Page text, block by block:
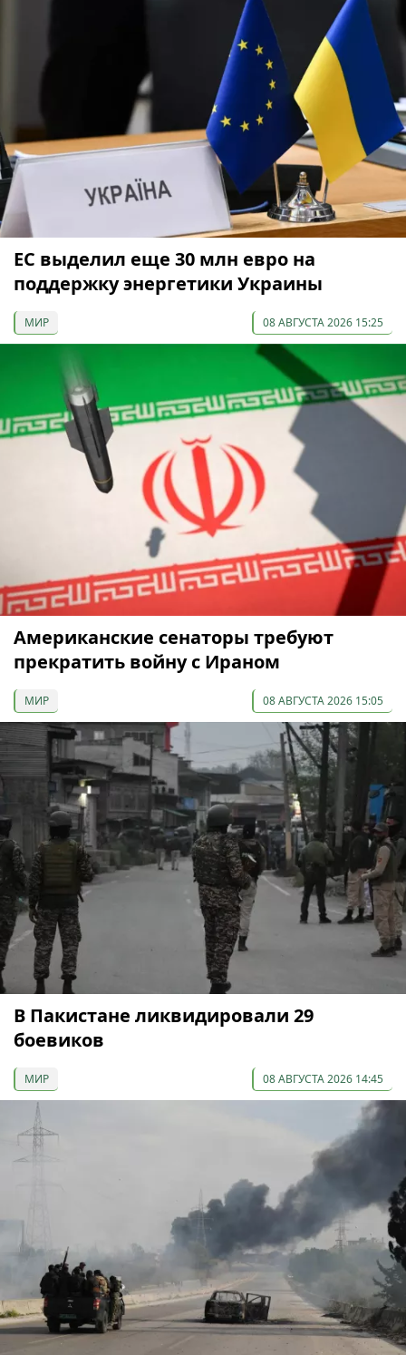
ЕС выделил еще 30 млн евро на
поддержку энергетики Украины
МИР 08 АВГУСТА 2026 15:25
Американские сенаторы требуют
прекратить войну с Ираном
МИР 08 АВГУСТА 2026 15:05
В Пакистане ликвидировали 29
боевиков
МИР 08 АВГУСТА 2026 14:45